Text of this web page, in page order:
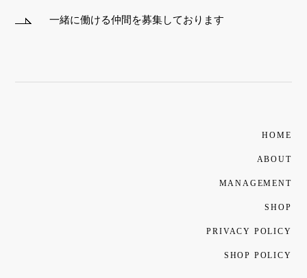
一緒に働ける仲間を募集しております
HOME
ABOUT
MANAGEMENT
SHOP
PRIVACY POLICY
SHOP POLICY